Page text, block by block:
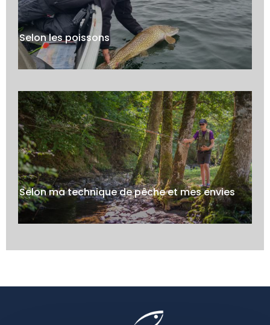
Selon les poissons
Selon ma technique de pêche et mes envies